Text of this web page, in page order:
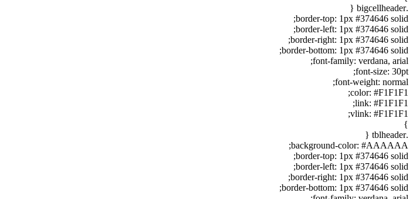
.bigcellheader {
border-top: 1px #374646 solid;
border-left: 1px #374646 solid;
border-right: 1px #374646 solid;
border-bottom: 1px #374646 solid;
font-family: verdana, arial;
font-size: 30pt;
font-weight: normal;
color: #F1F1F1;
link: #F1F1F1;
vlink: #F1F1F1;
}
.tblheader {
background-color: #AAAAAA;
border-top: 1px #374646 solid;
border-left: 1px #374646 solid;
border-right: 1px #374646 solid;
border-bottom: 1px #374646 solid;